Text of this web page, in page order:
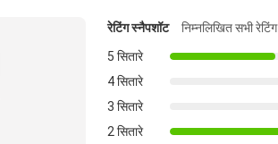
रेटिंग स्नैपशॉट
निम्नलिखित सभी
5 सितारे
4 सितारे
3 सितारे
2 सितारे